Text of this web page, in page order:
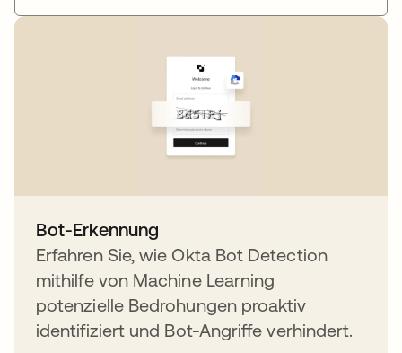
Bot-Erkennung
Erfahren Sie, wie Okta Bot Detection
mithilfe von Machine Learning
potenzielle Bedrohungen proaktiv
identifiziert und Bot-Angriffe verhindert.